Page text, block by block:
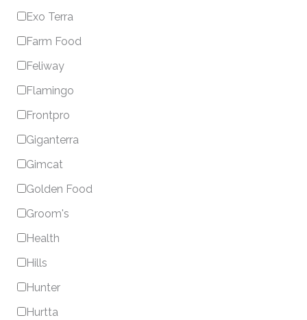
Exo Terra
Farm Food
Feliway
Flamingo
Frontpro
Giganterra
Gimcat
Golden Food
Groom's
Health
Hills
Hunter
Hurtta